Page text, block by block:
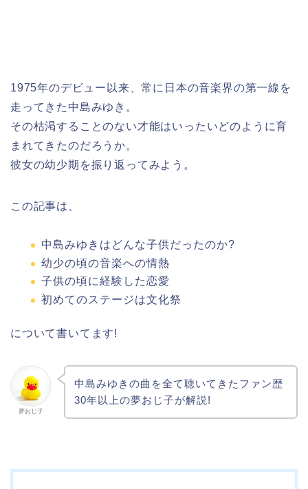
1975年のデビュー以来、常に日本の音楽界の第一線を
走ってきた中島みゆき。
その枯渇することのない才能はいったいどのように育
まれてきたのだろうか。
彼女の幼少期を振り返ってみよう。
この記事は、
中島みゆきはどんな子供だったのか?
幼少の頃の音楽への情熱
子供の頃に経験した恋愛
初めてのステージは文化祭
について書いてます!
夢おじ子
中島みゆきの曲を全て聴いてきたファン歴
30年以上の夢おじ子が解説!